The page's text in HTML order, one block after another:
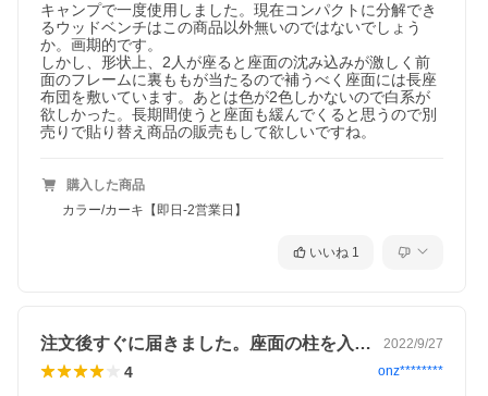
キャンプで一度使用しました。現在コンパクトに分解でき
るウッドベンチはこの商品以外無いのではないでしょう
か。画期的です。
しかし、形状上、2人が座ると座面の沈み込みが激しく前
面のフレームに裏ももが当たるので補うべく座面には長座
布団を敷いています。あとは色が2色しかないので白系が
欲しかった。長期間使うと座面も緩んでくると思うので別
売りで貼り替え商品の販売もして欲しいですね。
購入した商品
カラー/カーキ【即日-2営業日】
いいね 1
注文後すぐに届きました。座面の柱を入れ… 2022/9/27
4 onz********